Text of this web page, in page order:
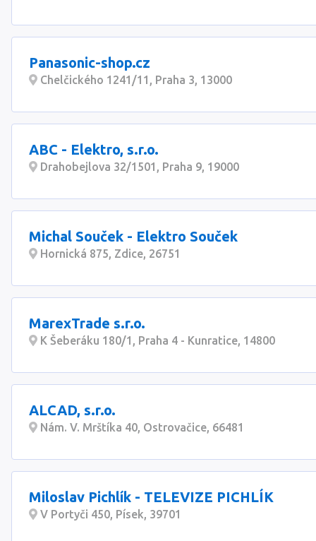
Panasonic-shop.cz
Chelčického 1241/11, Praha 3, 13000
ABC - Elektro, s.r.o.
Drahobejlova 32/1501, Praha 9, 19000
Michal Souček - Elektro Souček
Hornická 875, Zdice, 26751
MarexTrade s.r.o.
K Šeberáku 180/1, Praha 4 - Kunratice, 14800
ALCAD, s.r.o.
Nám. V. Mrštíka 40, Ostrovačice, 66481
Miloslav Pichlík - TELEVIZE PICHLÍK
V Portyči 450, Písek, 39701